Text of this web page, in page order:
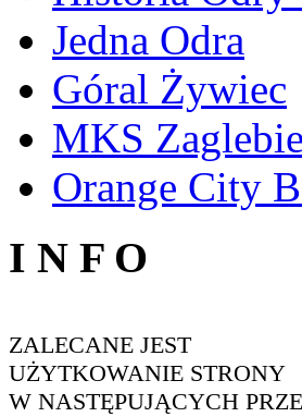
Jedna Odra
Góral Żywiec
MKS
Orange City
I N F O
ZALECANE JEST
UŻYTKOWANIE STRONY
W NASTĘPUJĄCYCH